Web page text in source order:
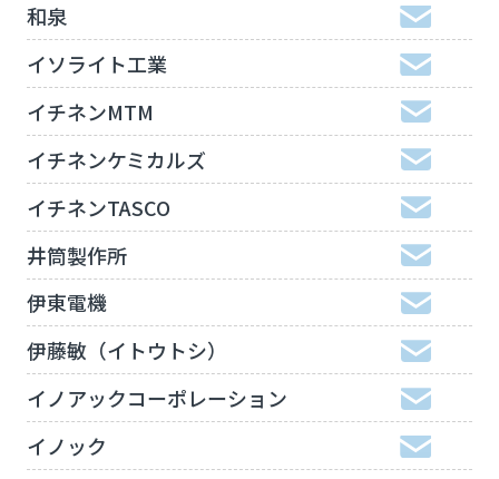
和泉
イソライト工業
イチネンMTM
イチネンケミカルズ
イチネンTASCO
井筒製作所
伊東電機
伊藤敏（イトウトシ）
イノアックコーポレーション
イノック